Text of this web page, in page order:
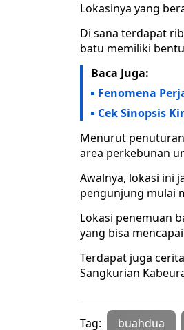
Lokasinya yang
Di sana terdapat
batu memiliki
Baca Juga:
Fenomena
Cek Sinopsis
Menurut
area perkebunan
Awalnya, lokasi ini
pengunjung mulai
Lokasi penemuan
yang bisa
Terdapat juga
Sangkurian
Tag: buahdua